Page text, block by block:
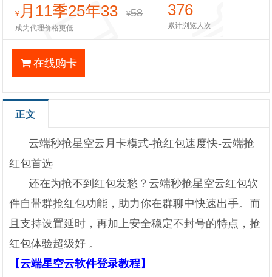
¥ 月11季25年33 ¥58
成为代理价格更低
376
累计浏览人次
在线购卡
正文
云端秒抢星空云月卡模式-抢红包速度快-云端抢
红包首选
还在为抢不到红包发愁？云端秒抢星空云红包软
件自带群抢红包功能，助力你在群聊中快速出手。而
且支持设置延时，再加上安全稳定不封号的特点，抢
红包体验超级好 。
【云端星空云软件登录教程】